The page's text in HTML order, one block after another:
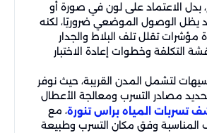
بدل الاعتماد على لون في صورة أو
الوصول الموضعي ضروريًا، لكنه
مؤشرات تقلل تلف البلاط والجدار
التكلفة وخطوات إعادة الاختبار
لتشمل المدن القريبة، حيث نوفر
مصادر التسرب ومعالجة الأعطال
تسربات المياه براس تنورة، مع
المناسبة وفق مكان التسرب وطبيعة